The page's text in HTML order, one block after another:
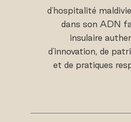
d'hospitalité
dans son ADN
insulaire
d'innovation, de
et de pratiques